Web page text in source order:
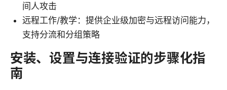
间人攻击
远程工作/教学：提供企业级加密与远程访问能力，
支持分流和分组策略
安装、设置与连接验证的步骤化指
南